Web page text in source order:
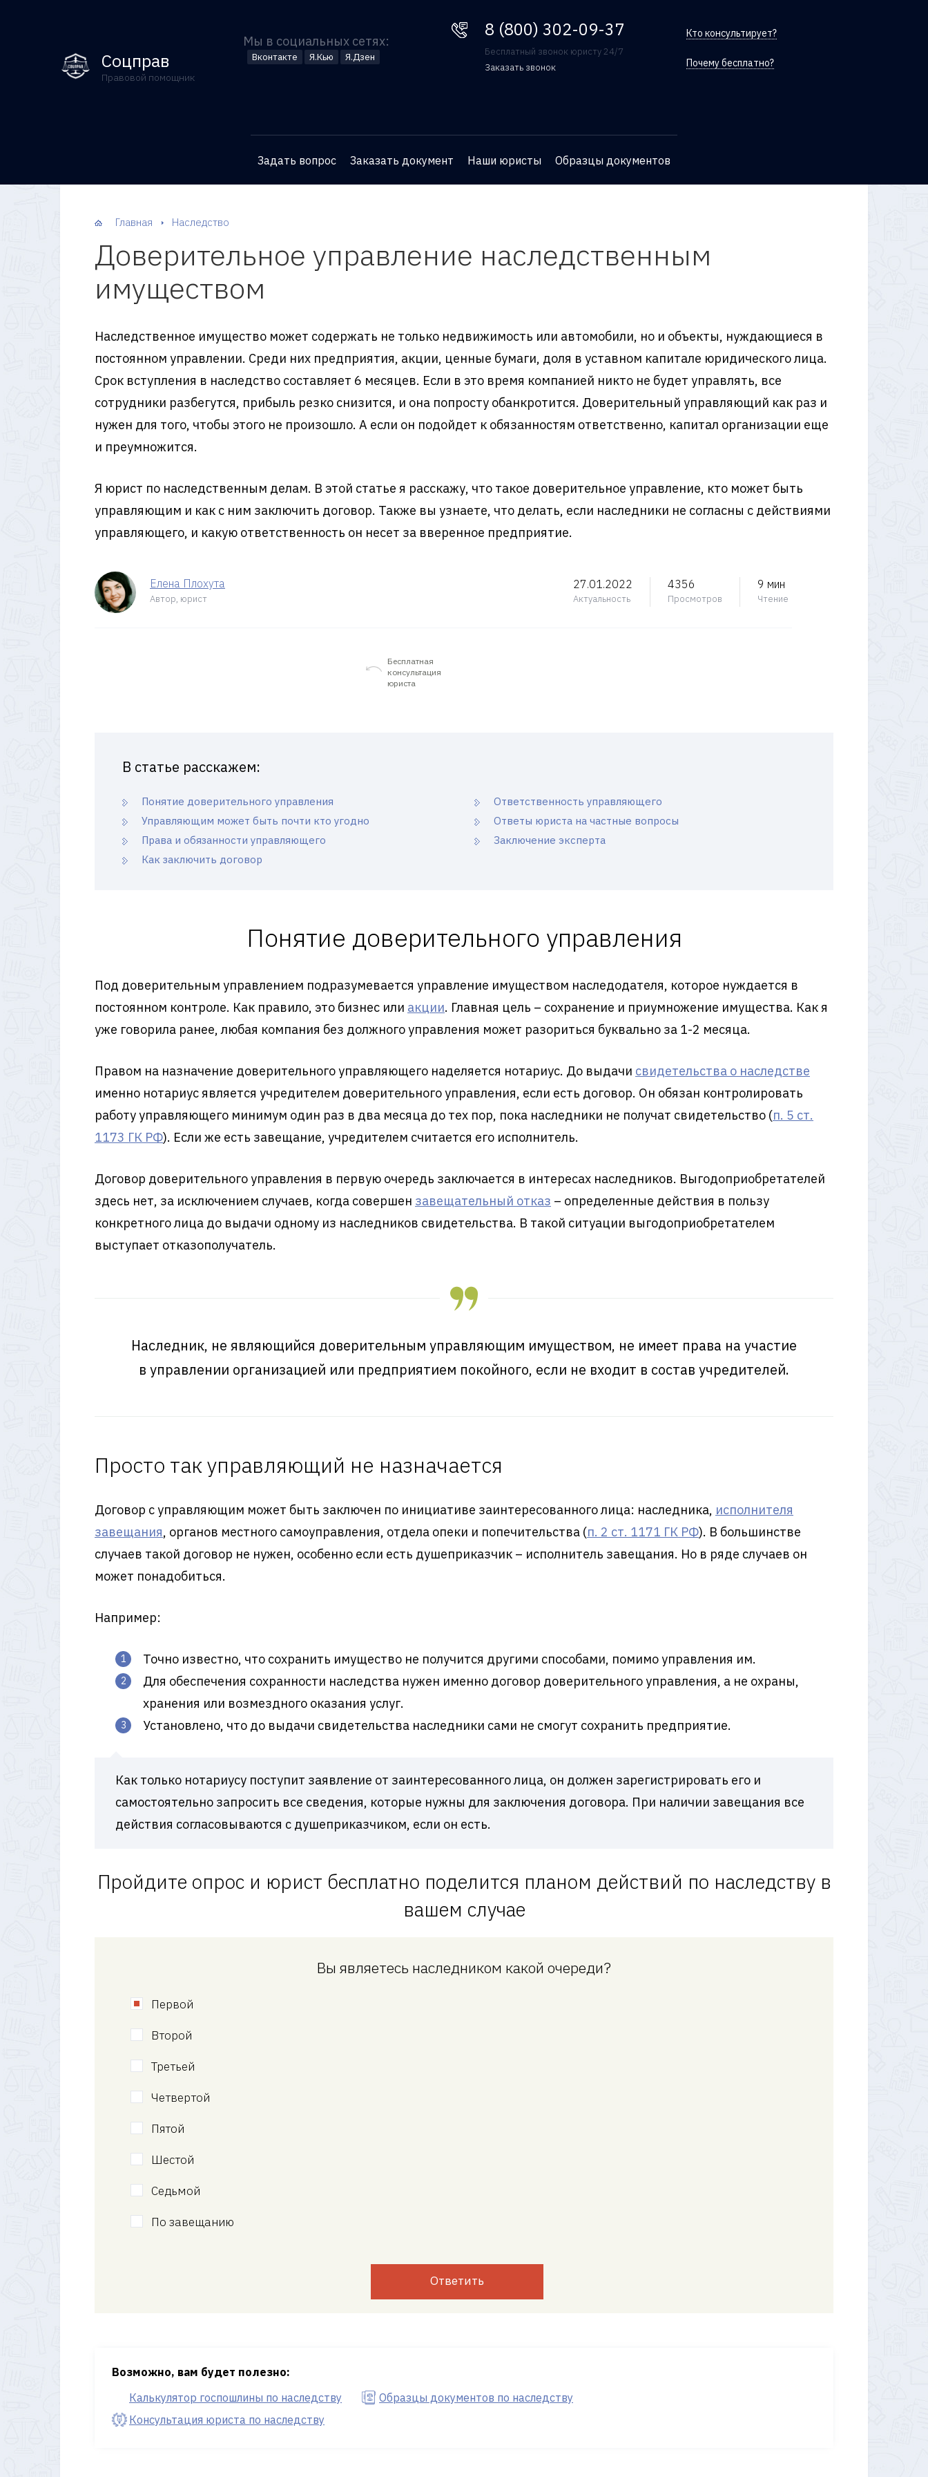
Соцправ
Правовой помощник
Мы в социальных сетях:
Вконтакте Я.Кью Я.Дзен
8 (800) 302-09-37
Бесплатный звонок юристу 24/7
Заказать звонок
и юрист перезвонит вам
консультации
Кто консультирует?
Почему бесплатно?
Задать вопрос Заказать документ Наши юристы Образцы документов
Главная Наследство
Доверительное управление наследственным
имуществом
Наследственное имущество может содержать не только недвижимость или автомобили, но и объекты, нуждающиеся в
постоянном управлении. Среди них предприятия, акции, ценные бумаги, доля в уставном капитале юридического лица.
Срок вступления в наследство составляет 6 месяцев. Если в это время компанией никто не будет управлять, все
сотрудники разбегутся, прибыль резко снизится, и она попросту обанкротится. Доверительный управляющий как раз и
нужен для того, чтобы этого не произошло. А если он подойдет к обязанностям ответственно, капитал организации еще
и преумножится.
Я юрист по наследственным делам. В этой статье я расскажу, что такое доверительное управление, кто может быть
управляющим и как с ним заключить договор. Также вы узнаете, что делать, если наследники не согласны с действиями
управляющего, и какую ответственность он несет за вверенное предприятие.
Елена Плохута
Автор, юрист
27.01.2022
Актуальность
4356
Просмотров
9 мин
Чтение
Бесплатная
консультация
юриста
В статье расскажем:
Понятие доверительного управления
Управляющим может быть почти кто угодно
Права и обязанности управляющего
Как заключить договор
Ответственность управляющего
Ответы юриста на частные вопросы
Заключение эксперта
Понятие доверительного управления
Под доверительным управлением подразумевается управление имуществом наследодателя, которое нуждается в
постоянном контроле. Как правило, это бизнес или акции. Главная цель – сохранение и приумножение имущества. Как я
уже говорила ранее, любая компания без должного управления может разориться буквально за 1-2 месяца.
Правом на назначение доверительного управляющего наделяется нотариус. До выдачи свидетельства о наследстве
именно нотариус является учредителем доверительного управления, если есть договор. Он обязан контролировать
работу управляющего минимум один раз в два месяца до тех пор, пока наследники не получат свидетельство (п. 5 ст.
1173 ГК РФ). Если же есть завещание, учредителем считается его исполнитель.
Договор доверительного управления в первую очередь заключается в интересах наследников. Выгодоприобретателей
здесь нет, за исключением случаев, когда совершен завещательный отказ – определенные действия в пользу
конкретного лица до выдачи одному из наследников свидетельства. В такой ситуации выгодоприобретателем
выступает отказополучатель.
Наследник, не являющийся доверительным управляющим имуществом, не имеет права на участие
в управлении организацией или предприятием покойного, если не входит в состав учредителей.
Просто так управляющий не назначается
Договор с управляющим может быть заключен по инициативе заинтересованного лица: наследника, исполнителя
завещания, органов местного самоуправления, отдела опеки и попечительства (п. 2 ст. 1171 ГК РФ). В большинстве
случаев такой договор не нужен, особенно если есть душеприказчик – исполнитель завещания. Но в ряде случаев он
может понадобиться.
Например:
Точно известно, что сохранить имущество не получится другими способами, помимо управления им.
Для обеспечения сохранности наследства нужен именно договор доверительного управления, а не охраны,
хранения или возмездного оказания услуг.
Установлено, что до выдачи свидетельства наследники сами не смогут сохранить предприятие.
Как только нотариусу поступит заявление от заинтересованного лица, он должен зарегистрировать его и
самостоятельно запросить все сведения, которые нужны для заключения договора. При наличии завещания все
действия согласовываются с душеприказчиком, если он есть.
Пройдите опрос и юрист бесплатно поделится планом действий по наследству в
вашем случае
Вы являетесь наследником какой очереди?
Первой
Второй
Третьей
Четвертой
Пятой
Шестой
Седьмой
По завещанию
Ответить
Возможно, вам будет полезно:
Калькулятор госпошлины по наследству
Образцы документов по наследству
Консультация юриста по наследству